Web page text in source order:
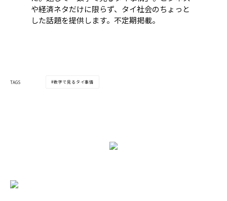
や経済ネタだけに限らず、タイ社会のちょっと
した話題を提供します。不定期掲載。
TAGS 数字で見るタイ事情